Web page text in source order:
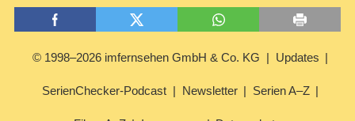
© 1998–2026 imfernsehen GmbH & Co. KG Updates
SerienChecker-Podcast Newsletter Serien A–Z